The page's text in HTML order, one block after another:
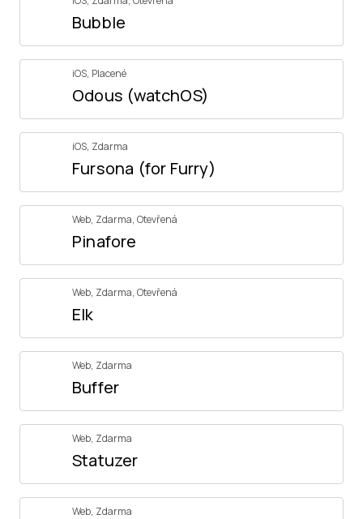
Bubble
iOS, Placené
Odous (watchOS)
iOS, Zdarma
Fursona (for Furry)
Web, Zdarma, Otevřená
Pinafore
Web, Zdarma, Otevřená
Elk
Web, Zdarma
Buffer
Web, Zdarma
Statuzer
Web, Zdarma